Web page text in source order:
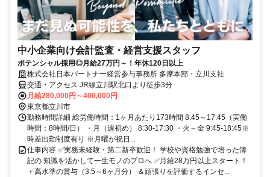
中小企業向け会計監査・経営支援スタッフ
ポテンシャル採用◎月給27万円～！年休120日以上
株式会社日本パートナー経営参与事務所 多摩本部・立川支社
交通・アクセス JR線立川駅北口より徒歩3分
月給280,000円～400,000円
東京都立川市
勤務時間詳細 総労働時間：1ヶ月あたり173時間 8:45～17:45（実働
時間：8時間/日） ・月（週初め） 8:30-17:30 ・火～金 9:45-18:45※
時差出勤制度有り ※月曜が祝日...
仕事内容 ✅実務未経験・第二新卒歓迎！ 学校や資格勉強で培った簿
記の 知識を活かして一生モノのプロへ ✅月給28万円以上スタート！
＋高水準の賞与（3.5～6ヶ月分） ＆頑張りを評価するインセ...